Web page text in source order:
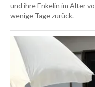
und ihre Enkelin im Alter
wenige Tage zurück.